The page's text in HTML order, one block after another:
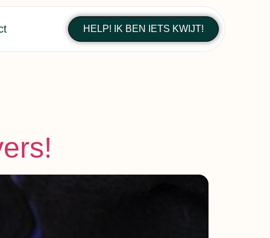
HELP! IK BEN IETS KWIJT!